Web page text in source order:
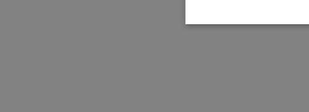
Strikt nödvändiga kakor